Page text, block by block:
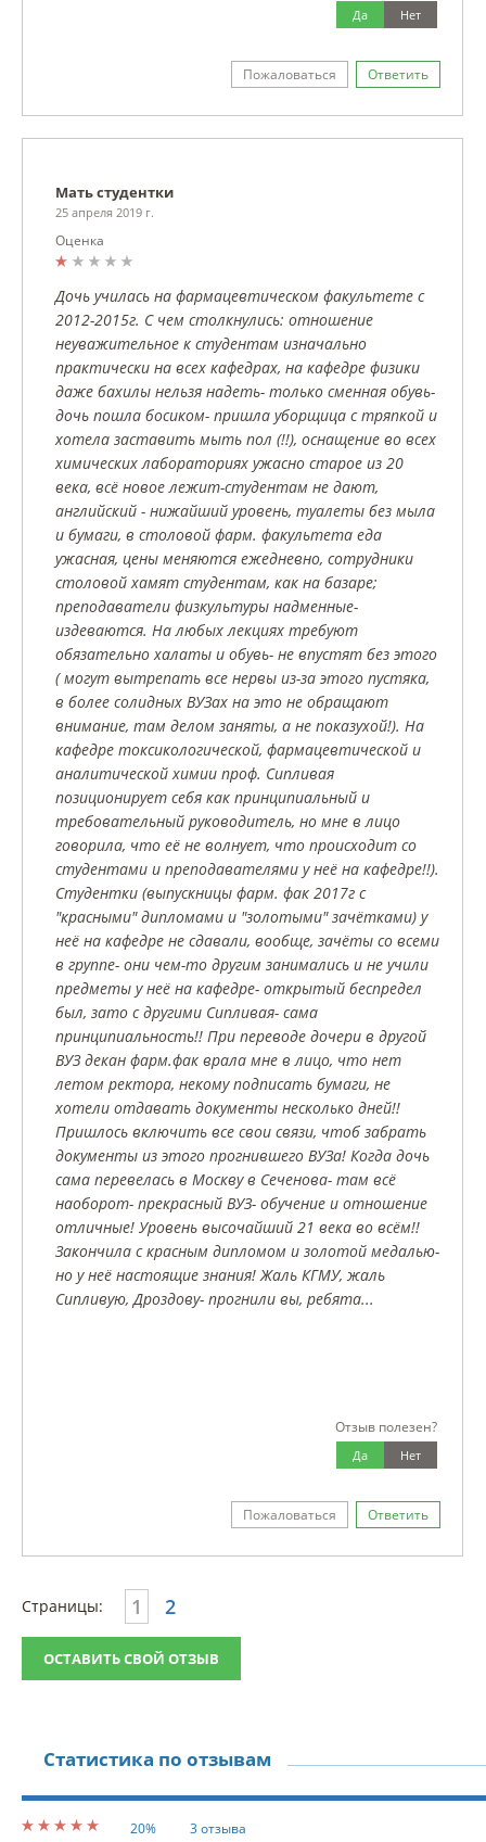
Нет
Да
Пожаловаться Ответить
Мать студентки
25 апреля 2019 г.
Оценка
Дочь училась на фармацевтическом факультете с
2012-2015г. С чем столкнулись: отношение
неуважительное к студентам изначально
практически на всех кафедрах, на кафедре физики
даже бахилы нельзя надеть- только сменная обувь-
дочь пошла босиком- пришла уборщица с тряпкой и
хотела заставить мыть пол (!!), оснащение во всех
химических лабораториях ужасно старое из 20
века, всё новое лежит-студентам не дают,
английский - нижайший уровень, туалеты без мыла
и бумаги, в столовой фарм. факультета еда
ужасная, цены меняются ежедневно, сотрудники
столовой хамят студентам, как на базаре;
преподаватели физкультуры надменные-
издеваются. На любых лекциях требуют
обязательно халаты и обувь- не впустят без этого
( могут вытрепать все нервы из-за этого пустяка,
в более солидных ВУЗах на это не обращают
внимание, там делом заняты, а не показухой!). На
кафедре токсикологической, фармацевтической и
аналитической химии проф. Сипливая
позиционирует себя как принципиальный и
требовательный руководитель, но мне в лицо
говорила, что её не волнует, что происходит со
студентами и преподавателями у неё на кафедре!!).
Студентки (выпускницы фарм. фак 2017г с
"красными" дипломами и "золотыми" зачётками) у
неё на кафедре не сдавали, вообще, зачёты со всеми
в группе- они чем-то другим занимались и не учили
предметы у неё на кафедре- открытый беспредел
был, зато с другими Сипливая- сама
принципиальность!! При переводе дочери в другой
ВУЗ декан фарм.фак врала мне в лицо, что нет
летом ректора, некому подписать бумаги, не
хотели отдавать документы несколько дней!!
Пришлось включить все свои связи, чтоб забрать
документы из этого прогнившего ВУЗа! Когда дочь
сама перевелась в Москву в Сеченова- там всё
наоборот- прекрасный ВУЗ- обучение и отношение
отличные! Уровень высочайший 21 века во всём!!
Закончила с красным дипломом и золотой медалью-
но у неё настоящие знания! Жаль КГМУ, жаль
Сипливую, Дроздову- прогнили вы, ребята...
Отзыв полезен?
Нет
Да
Пожаловаться Ответить
Страницы: 1 2
ОСТАВИТЬ СВОЙ ОТЗЫВ
Статистика по отзывам
20%
3 отзыва